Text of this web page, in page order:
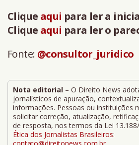
Clique aqui para ler a
Clique aqui para ler o
Fonte: @consultor_juridico
Nota editorial – O Direito News
jornalísticos de apuração,
informações. Pessoas ou instituições
solicitar correção, atualização,
de resposta, nos termos da Lei
Ética dos Jornalistas Brasileiros: